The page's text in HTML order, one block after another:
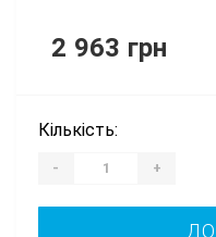
2 963 грн
Кількість:
- +